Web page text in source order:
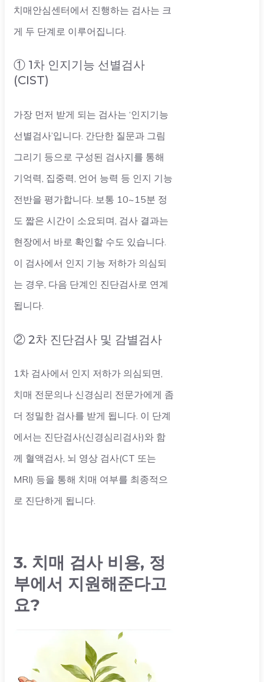
치매안심센터에서 진행하는 검사는 크
게 두 단계로 이루어집니다.
① 1차 인지기능 선별검사
(CIST)
가장 먼저 받게 되는 검사는 ‘인지기능
선별검사’입니다. 간단한 질문과 그림
그리기 등으로 구성된 검사지를 통해
기억력, 집중력, 언어 능력 등 인지 기능
전반을 평가합니다. 보통 10~15분 정
도 짧은 시간이 소요되며, 검사 결과는
현장에서 바로 확인할 수도 있습니다.
이 검사에서 인지 기능 저하가 의심되
는 경우, 다음 단계인 진단검사로 연계
됩니다.
② 2차 진단검사 및 감별검사
1차 검사에서 인지 저하가 의심되면,
치매 전문의나 신경심리 전문가에게 좀
더 정밀한 검사를 받게 됩니다. 이 단계
에서는 진단검사(신경심리검사)와 함
께 혈액검사, 뇌 영상 검사(CT 또는
MRI) 등을 통해 치매 여부를 최종적으
로 진단하게 됩니다.
3. 치매 검사 비용, 정
부에서 지원해준다고
요?